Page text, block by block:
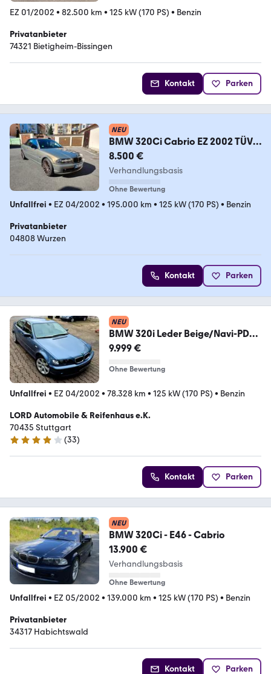
EZ 01/2002 • 82.500 km • 125 kW (170 PS) • Benzin
Privatanbieter
74321 Bietigheim-Bissingen
Kontakt Parken
NEU
BMW 320Ci Cabrio EZ 2002 TÜV
Service Neu Individual
8.500 €
Verhandlungsbasis
Ohne Bewertung
Unfallfrei • EZ 04/2002 • 195.000 km • 125 kW (170 PS) • Benzin
Privatanbieter
04808 Wurzen
Kontakt Parken
NEU
BMW 320i Leder Beige/Navi-PDC-
Original 78Tkm
9.999 €
Ohne Bewertung
Unfallfrei • EZ 04/2002 • 78.328 km • 125 kW (170 PS) • Benzin
LORD Automobile & Reifenhaus e.K.
70435 Stuttgart
4.1 Sterne
(33)
Kontakt Parken
NEU
BMW 320Ci - E46 - Cabrio
13.900 €
Verhandlungsbasis
Ohne Bewertung
Unfallfrei • EZ 05/2002 • 139.000 km • 125 kW (170 PS) • Benzin
Privatanbieter
34317 Habichtswald
Kontakt Parken